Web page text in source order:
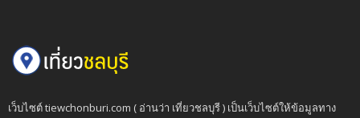
เว็บไซต์ tiewchonburi.com ( อ่านว่า เที่ยวชลบุรี ) เป็นเว็บไซต์ให้ข้อมูลทาง